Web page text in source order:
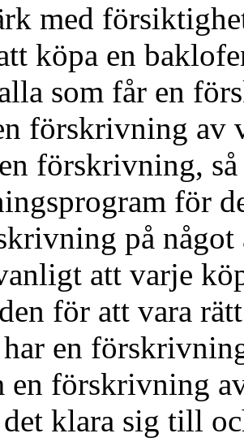
med
köpa en
som får en
förskrivning av
förskrivning,
för
på något
att varje
för att vara
en
en förskrivning
klara sig till